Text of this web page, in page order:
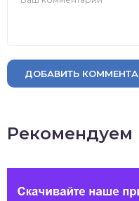
ДОБАВИТЬ
Рекомендуем